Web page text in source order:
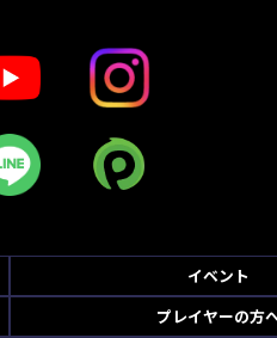
イベント
プレイヤーの方